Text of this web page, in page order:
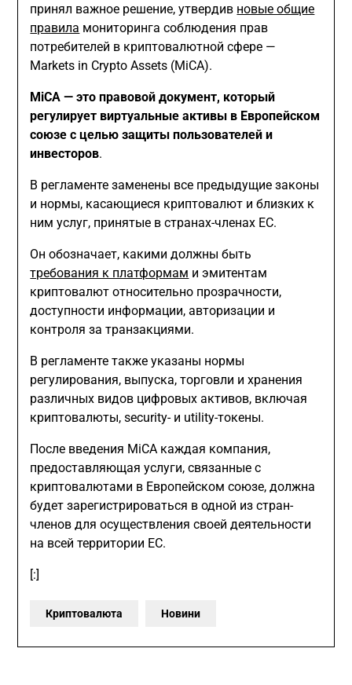
принял важное решение, утвердив новые общие
правила мониторинга соблюдения прав
потребителей в криптовалютной сфере —
Markets in Crypto Assets (MiCA).
MiCA — это правовой документ, который
регулирует виртуальные активы в Европейском
союзе с целью защиты пользователей и
инвесторов.
В регламенте заменены все предыдущие законы
и нормы, касающиеся криптовалют и близких к
ним услуг, принятые в странах-членах ЕС.
Он обозначает, какими должны быть
требования к платформам и эмитентам
криптовалют относительно прозрачности,
доступности информации, авторизации и
контроля за транзакциями.
В регламенте также указаны нормы
регулирования, выпуска, торговли и хранения
различных видов цифровых активов, включая
криптовалюты, security- и utility-токены.
После введения MiCA каждая компания,
предоставляющая услуги, связанные с
криптовалютами в Европейском союзе, должна
будет зарегистрироваться в одной из стран-
членов для осуществления своей деятельности
на всей территории ЕС.
[:]
Криптовалюта Новини